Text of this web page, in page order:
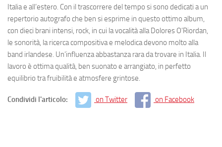
Italia e all’estero. Con il trascorrere del tempo si sono dedicati a un
repertorio autografo che ben si esprime in questo ottimo album,
con dieci brani intensi, rock, in cui la vocalità alla Dolores O’Riordan,
le sonorità, la ricerca compositiva e melodica devono molto alla
band irlandese. Un’influenza abbastanza rara da trovare in Italia. Il
lavoro è ottima qualità, ben suonato e arrangiato, in perfetto
equilibrio tra fruibilità e atmosfere grintose.
Condividi l'articolo: on Twitter on Facebook